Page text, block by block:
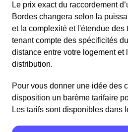
Le prix exact du raccordement
Bordes changera selon la
et la complexité et l'étendue des
tenant compte des spécificités
distance entre votre logement et
distribution.
Pour vous donner une idée des
disposition un barème tarifaire
Les tarifs sont disponibles dans